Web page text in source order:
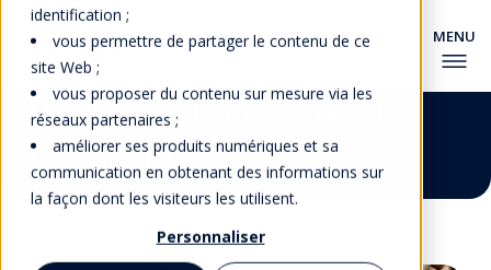
identification ;
vous permettre de partager le contenu de ce
site Web ;
vous proposer du contenu sur mesure via les
réseaux partenaires ;
améliorer ses produits numériques et sa
communication en obtenant des informations sur
la façon dont les visiteurs les utilisent.
Personnaliser
Projets de recherche et
publications